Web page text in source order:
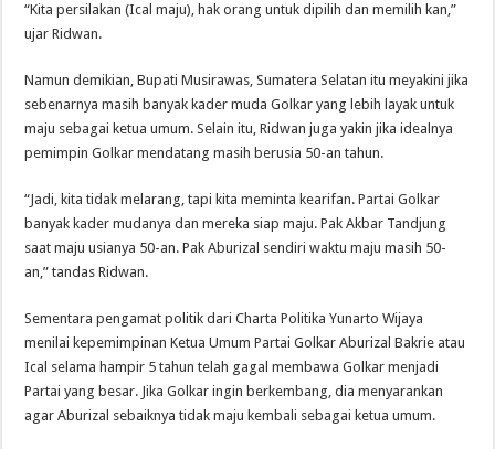
“Kita persilakan (Ical maju), hak orang untuk dipilih dan memilih kan,”
ujar Ridwan.
Namun demikian, Bupati Musirawas, Sumatera Selatan itu meyakini jika
sebenarnya masih banyak kader muda Golkar yang lebih layak untuk
maju sebagai ketua umum. Selain itu, Ridwan juga yakin jika idealnya
pemimpin Golkar mendatang masih berusia 50-an tahun.
“Jadi, kita tidak melarang, tapi kita meminta kearifan. Partai Golkar
banyak kader mudanya dan mereka siap maju. Pak Akbar Tandjung
saat maju usianya 50-an. Pak Aburizal sendiri waktu maju masih 50-
an,” tandas Ridwan.
Sementara pengamat politik dari Charta Politika Yunarto Wijaya
menilai kepemimpinan Ketua Umum Partai Golkar Aburizal Bakrie atau
Ical selama hampir 5 tahun telah gagal membawa Golkar menjadi
Partai yang besar. Jika Golkar ingin berkembang, dia menyarankan
agar Aburizal sebaiknya tidak maju kembali sebagai ketua umum.